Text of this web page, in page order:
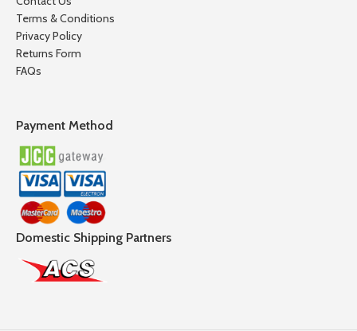
Terms & Conditions
Privacy Policy
Returns Form
FAQs
Payment Method
Domestic Shipping Partners